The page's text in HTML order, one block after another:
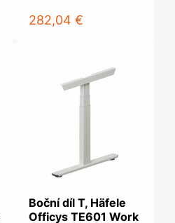
282,04 €
Boční díl T, Häfele
Officys TE601 Work